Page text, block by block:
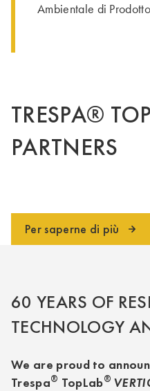
Ambientale di
TRESPA®
PARTNERS
Per saperne di più
60 YEARS OF
TECHNOLOGY
We are proud to
Trespa® TopLab®